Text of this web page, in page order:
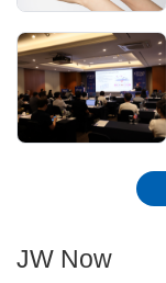
JW Now